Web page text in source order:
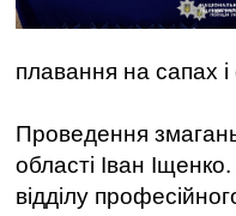
плавання на сапах і
Проведення змагань
області Іван
відділу